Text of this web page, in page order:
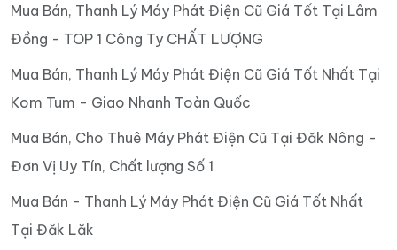
Mua Bán, Thanh Lý Máy Phát Điện Cũ Giá Tốt Tại Lâm
Đồng - TOP 1 Công Ty CHẤT LƯỢNG
Mua Bán, Thanh Lý Máy Phát Điện Cũ Giá Tốt Nhất Tại
Kom Tum - Giao Nhanh Toàn Quốc
Mua Bán, Cho Thuê Máy Phát Điện Cũ Tại Đăk Nông -
Đơn Vị Uy Tín, Chất lượng Số 1
Mua Bán - Thanh Lý Máy Phát Điện Cũ Giá Tốt Nhất
Tại Đăk Lăk